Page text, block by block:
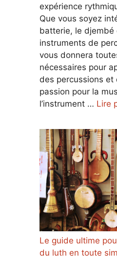
expérience
Que vous soyez
batterie, le djembé
instruments de
vous donnera
nécessaires pour
des percussions et
passion pour la
l’instrument … Lire
Le guide ultime
du luth en toute